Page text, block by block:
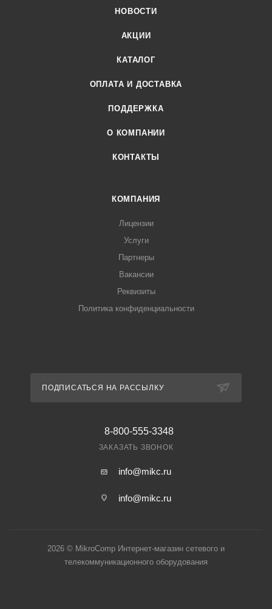
НОВОСТИ
АКЦИИ
КАТАЛОГ
ОПЛАТА И ДОСТАВКА
ПОДДЕРЖКА
О КОМПАНИИ
КОНТАКТЫ
КОМПАНИЯ
Лицензии
Услуги
Партнеры
Вакансии
Реквизиты
Политика конфиденциальности
ПОДПИСАТЬСЯ НА РАССЫЛКУ
8-800-555-3348
ЗАКАЗАТЬ ЗВОНОК
info@mikc.ru
info@mikc.ru
2026 © MikroComp Интернет-магазин сетевого и
телекоммуникационного оборудования